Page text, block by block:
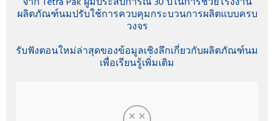
ผลิตภัณฑ์นมปรับใช้การควบคุมกระบวนการผลิตแบบครบ
วงจร
รับฟังตอนใหม่ล่าสุดของข้อมูลเชิงลึกเกี่ยวกับผลิตภัณฑ์นม
เพื่อเรียนรู้เพิ่มเติม